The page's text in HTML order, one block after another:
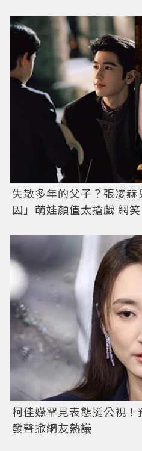
失散多年的父子？張凌
因」萌娃顏值太搶戲 網
柯佳嬿罕見表態挺公視
發聲掀網友熱議